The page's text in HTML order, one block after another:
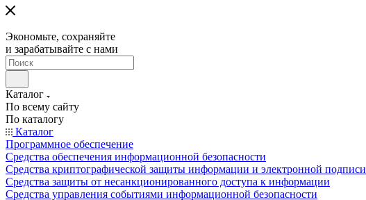
Экономьте, сохраняйте
и зарабатывайте с нами
Каталог
По всему сайту
По каталогу
Каталог
Программное обеспечение
Средства обеспечения информационной безопасности
Средства криптографической защиты информации и электронной подписи
Средства защиты от несанкционированного доступа к информации
Средства управления событиями информационной безопасности